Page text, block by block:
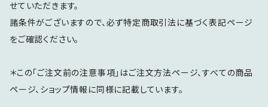
せていただきます。
諸条件がございますので、必ず特定商取引法に基づく表記ページ
をご確認ください。
＊この「ご注文前の注意事項」はご注文方法ページ、すべての商品
ページ、ショップ情報に同様に記載しています。